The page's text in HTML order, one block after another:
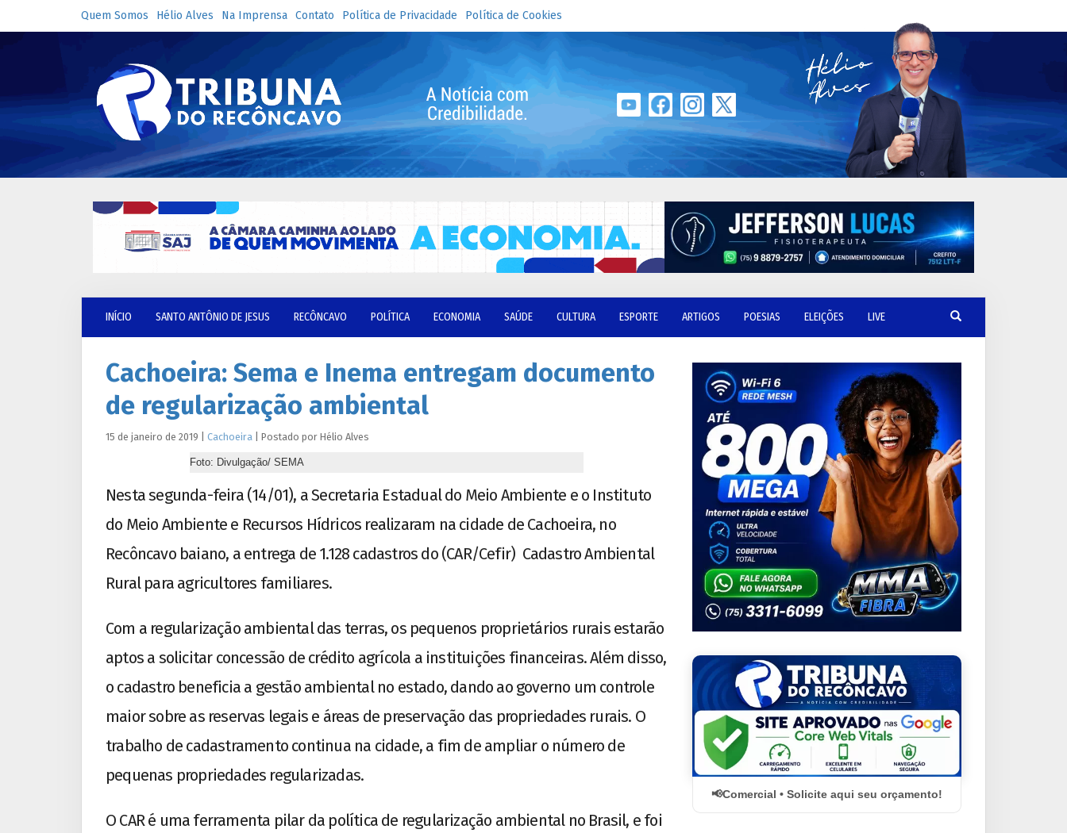
Quem Somos Hélio Alves Na Imprensa Contato Política de Privacidade Política de Cookies
INÍCIO SANTO ANTÔNIO DE JESUS RECÔNCAVO POLÍTICA ECONOMIA SAÚDE CULTURA ESPORTE ARTIGOS POESIAS ELEIÇÕES LIVE
Cachoeira: Sema e Inema entregam documento
de regularização ambiental
15 de janeiro de 2019 Cachoeira Postado por Hélio Alves
Foto: Divulgação/ SEMA
Nesta segunda-feira (14/01), a Secretaria Estadual do Meio Ambiente e o Instituto
do Meio Ambiente e Recursos Hídricos realizaram na cidade de Cachoeira, no
Recôncavo baiano, a entrega de 1.128 cadastros do (CAR/Cefir) Cadastro Ambiental
Rural para agricultores familiares.
Com a regularização ambiental das terras, os pequenos proprietários rurais estarão
aptos a solicitar concessão de crédito agrícola a instituições financeiras. Além disso,
o cadastro beneficia a gestão ambiental no estado, dando ao governo um controle
maior sobre as reservas legais e áreas de preservação das propriedades rurais. O
trabalho de cadastramento continua na cidade, a fim de ampliar o número de
pequenas propriedades regularizadas.
O CAR é uma ferramenta pilar da política de regularização ambiental no Brasil, e foi
Comercial • Solicite aqui seu orçamento!